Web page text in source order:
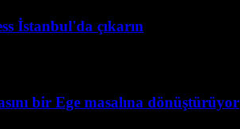
İstanbul'da çıkarın
bir Ege masalına dönüştürüyor